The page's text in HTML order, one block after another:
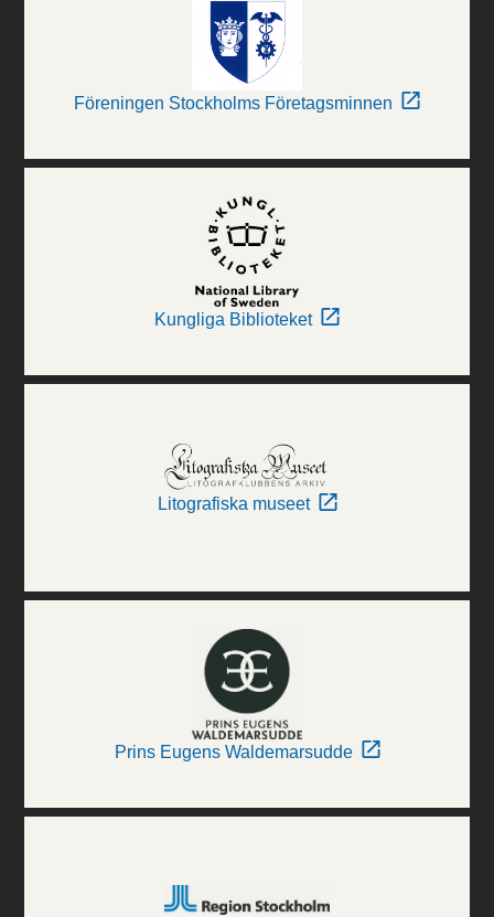
Föreningen Stockholms Företagsminnen
Kungliga Biblioteket
Litografiska museet
Prins Eugens Waldemarsudde